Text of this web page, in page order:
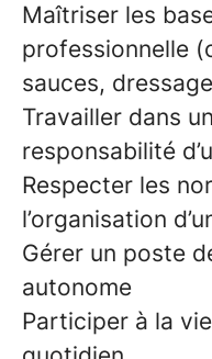
Maîtriser les
professionnelle
sauces,
Travailler dans
responsabilité
Respecter les
l’organisation
Gérer un poste
autonome
Participer à la